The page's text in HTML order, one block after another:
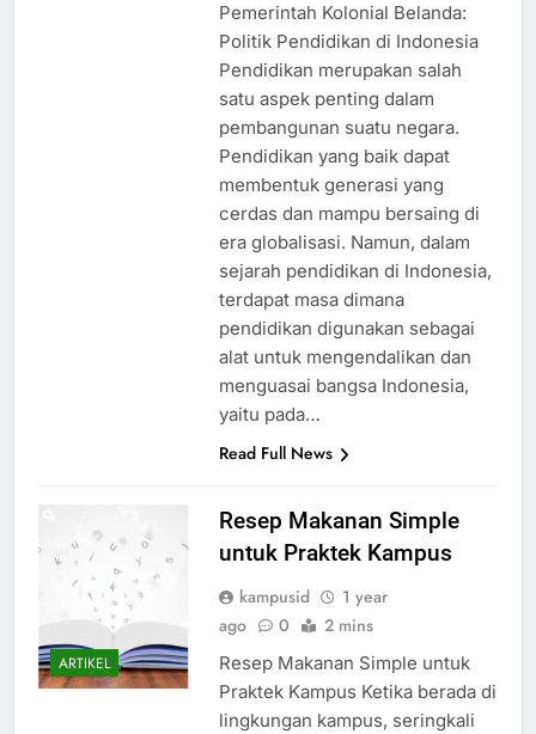
Pemerintah Kolonial Belanda:
Politik Pendidikan di Indonesia
Pendidikan merupakan salah
satu aspek penting dalam
pembangunan suatu negara.
Pendidikan yang baik dapat
membentuk generasi yang
cerdas dan mampu bersaing di
era globalisasi. Namun, dalam
sejarah pendidikan di Indonesia,
terdapat masa dimana
pendidikan digunakan sebagai
alat untuk mengendalikan dan
menguasai bangsa Indonesia,
yaitu pada…
Read Full News
ARTIKEL
Resep Makanan Simple
untuk Praktek Kampus
kampusid
1 year
ago
0 2 mins
Resep Makanan Simple untuk
Praktek Kampus Ketika berada di
lingkungan kampus, seringkali